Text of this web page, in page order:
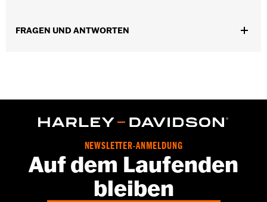
FRAGEN UND ANTWORTEN
NEWSLETTER-ANMELDUNG
Auf dem Laufenden
bleiben